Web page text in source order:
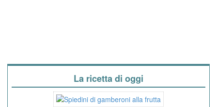
La ricetta di oggi